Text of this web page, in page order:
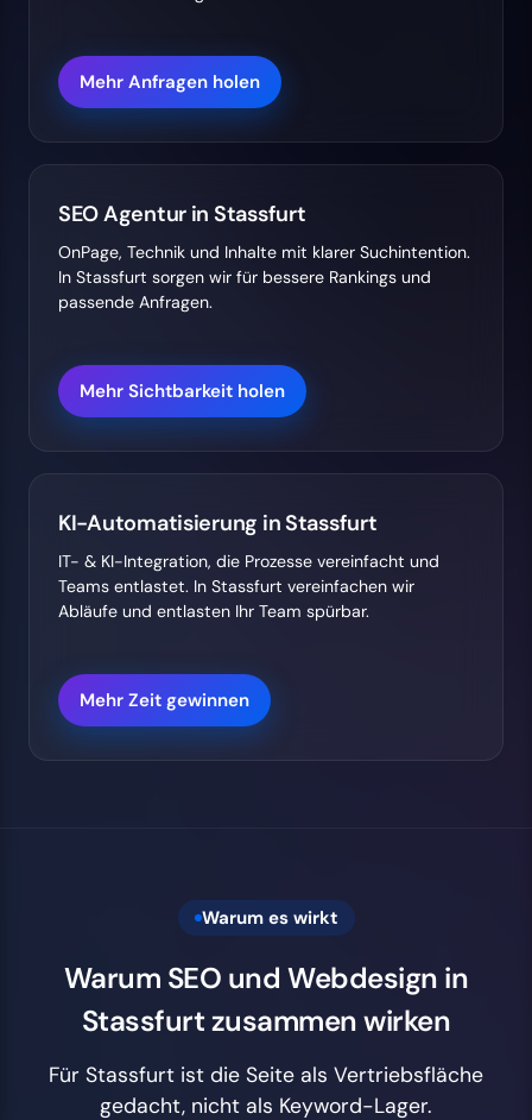
Mehr Anfragen holen
SEO Agentur in Stassfurt
OnPage, Technik und Inhalte mit klarer Suchintention.
In Stassfurt sorgen wir für bessere Rankings und
passende Anfragen.
Mehr Sichtbarkeit holen
KI-Automatisierung in Stassfurt
IT- & KI-Integration, die Prozesse vereinfacht und
Teams entlastet. In Stassfurt vereinfachen wir
Abläufe und entlasten Ihr Team spürbar.
Mehr Zeit gewinnen
Warum es wirkt
Warum SEO und Webdesign in
Stassfurt zusammen wirken
Für Stassfurt ist die Seite als Vertriebsfläche
gedacht, nicht als Keyword-Lager.